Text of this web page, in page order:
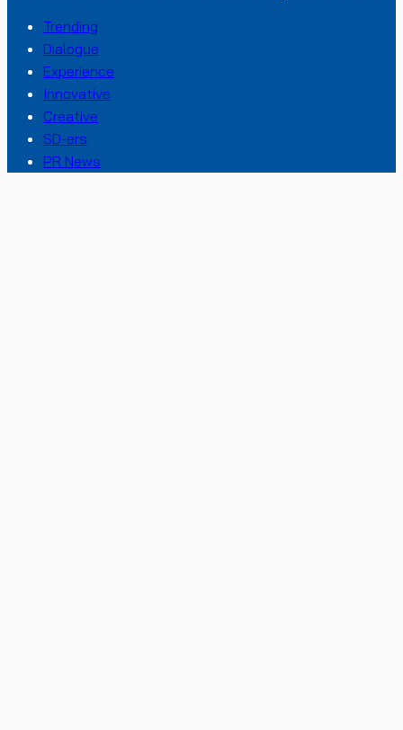
Trending
Dialogue
Experience
Innovative
Creative
SD-ers
PR News